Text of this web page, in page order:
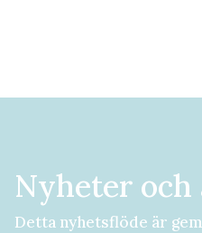
Nyheter
Detta nyhetsflöde är